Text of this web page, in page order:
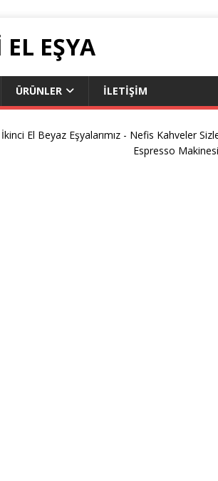
EŞYA
ÜRÜNLER İLETIŞIM
İkinci El Beyaz Eşyalarımız - Nefis Kahveler
Espresso Makinesi